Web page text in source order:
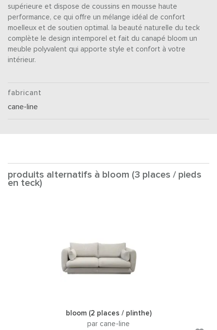
supérieure et dispose de coussins en mousse haute
performance, ce qui offre un mélange idéal de confort
moelleux et de soutien optimal. la beauté naturelle du teck
complète le design intemporel et fait du canapé bloom un
meuble polyvalent qui apporte style et confort à votre
intérieur.
fabricant
cane-line
produits alternatifs à bloom (3 places / pieds
en teck)
bloom (2 places / plinthe)
par cane-line